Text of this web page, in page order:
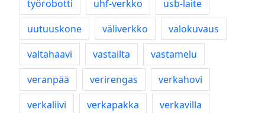
työrobotti
uhf-verkko
usb-laite
uutuuskone
väliverkko
valokuvaus
valtahaavi
vastailta
vastamelu
veranpää
verirengas
verkahovi
verkaliivi
verkapakka
verkavilla